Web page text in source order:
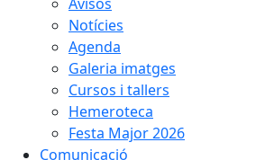
Notícies
Agenda
Galeria imatges
Cursos i tallers
Hemeroteca
Festa Major 2026
Comunicació